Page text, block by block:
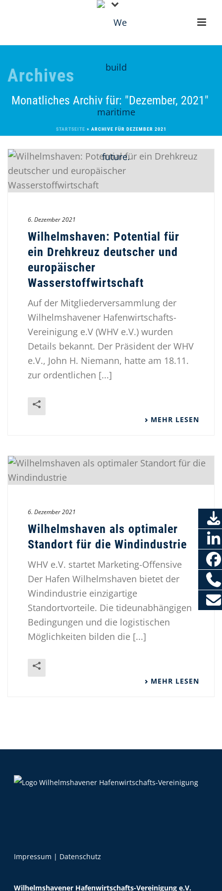
Archives
Monatliches Archiv für: "Dezember, 2021"
STARTSEITE » ARCHIVE FÜR DEZEMBER 2021
6. Dezember 2021
Wilhelmshaven: Potential für
ein Drehkreuz deutscher und
europäischer
Wasserstoffwirtschaft
Auf der Mitgliederversammlung der
Wilhelmshavener Hafenwirtschafts-
Vereinigung e.V (WHV e.V.) wurden
Details bekannt. Der Präsident der WHV
e.V., John H. Niemann, hatte am 18.11.
zur ordentlichen [...]
MEHR LESEN
6. Dezember 2021
Wilhelmshaven als optimaler
Standort für die Windindustrie
WHV e.V. startet Marketing-Offensive
Der Hafen Wilhelmshaven bietet der
Windindustrie einzigartige
Standortvorteile. Die tideunabhängigen
Bedingungen und die logistischen
Möglichkeiten bilden die [...]
MEHR LESEN
Impressum | Datenschutz
Wilhelmshavener Hafenwirtschafts-Vereinigung e.V.